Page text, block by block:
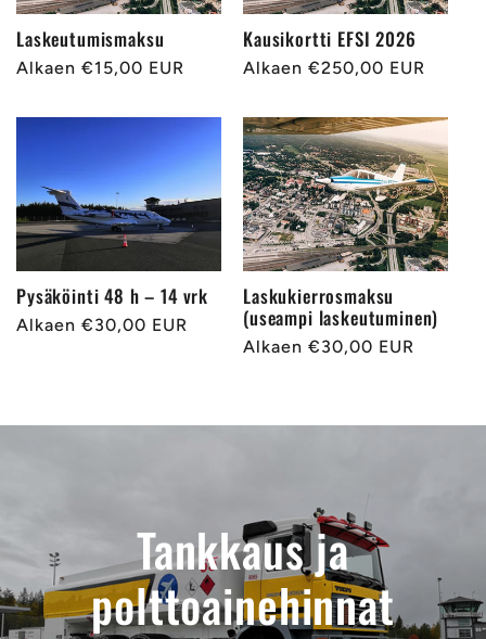
Laskeutumismaksu
Normaalihinta
Alkaen €15,00 EUR
Kausikortti EFSI 2026
Normaalihinta
Alkaen €250,00 EUR
Pysäköinti 48 h – 14 vrk
Normaalihinta
Alkaen €30,00 EUR
Laskukierrosmaksu
(useampi laskeutuminen)
Normaalihinta
Alkaen €30,00 EUR
Tankkaus ja
polttoainehinnat